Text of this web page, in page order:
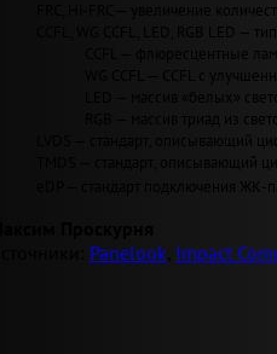
FRC, Hi-FRC — увеличение
CCFL, WG CCFL, LED, RGB LED
CCFL — флюресцентные
WG CCFL — CCFL с
LED — массив «белых»
RGB — массив триад из
LVDS — стандарт, описывающий
TMDS — стандарт, описывающий
eDP — стандарт подключения
Panelook Impact